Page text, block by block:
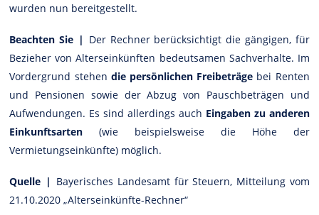
wurden nun bereitgestellt.
Beachten Sie | Der Rechner berücksichtigt die gängigen, für
Bezieher von Alterseinkünften bedeutsamen Sachverhalte. Im
Vordergrund stehen die persönlichen Freibeträge bei Renten
und Pensionen sowie der Abzug von Pauschbeträgen und
Aufwendungen. Es sind allerdings auch Eingaben zu anderen
Einkunftsarten (wie beispielsweise die Höhe der
Vermietungseinkünfte) möglich.
Quelle | Bayerisches Landesamt für Steuern, Mitteilung vom
21.10.2020 „Alterseinkünfte-Rechner“